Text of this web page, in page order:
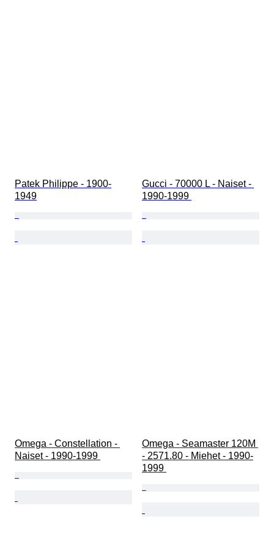
Patek Philippe - 1900-
1949
Gucci - 70000 L - Naiset -
1990-1999
Omega - Constellation -
Naiset - 1990-1999
Omega - Seamaster 120M
- 2571.80 - Miehet - 1990-
1999